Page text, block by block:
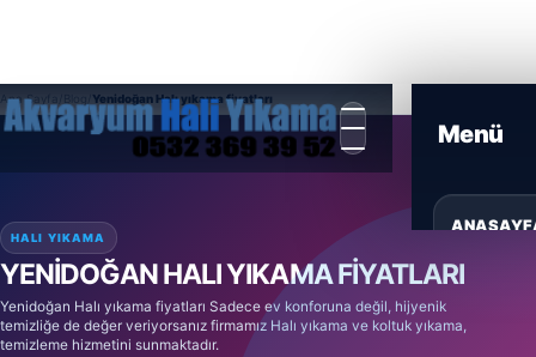
Ana Sayfa Yenidoğan Halı yıkama fiyatları
HALI YIKAMA
YENIDOĞAN HALI YIKAMA FIYATLARI
Yenidoğan Halı yıkama fiyatları Sadece ev konforuna değil, hijyenik
temizliğe de değer veriyorsanız firmamız Halı yıkama ve koltuk yıkama,
temizleme hizmetini sunmaktadır.